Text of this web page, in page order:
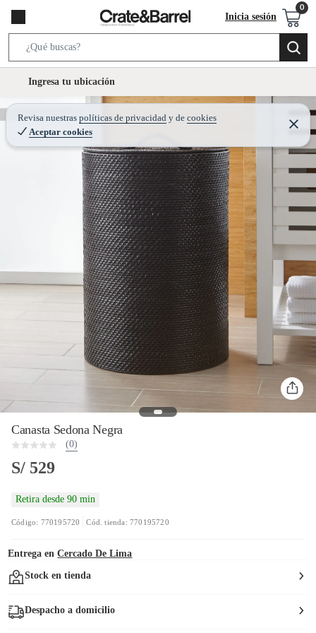
Inicia sesión
e
r
c
B
r
t
n
Ingresa tu ubicación
Revisa nuestras políticas de privacidad y de cookies
Aceptar cookies
C
r
r
Canasta Sedona Negra
(0)
S/ 529
Retira desde 90 min
Código: 770195720 Cód. tienda: 770195720
Entrega en Cercado De Lima
Stock en tienda
Despacho a domicilio